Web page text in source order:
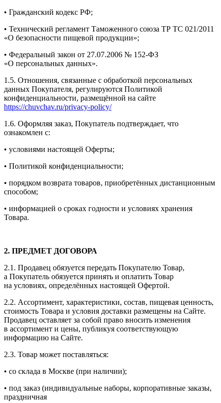
• Гражданский кодекс РФ;
• Технический регламент Таможенного союза ТР ТС 021/2011
«О безопасности пищевой продукции»;
• Федеральный закон от 27.07.2006 № 152-ФЗ
«О персональных данных».
1.5. Отношения, связанные с обработкой персональных
данных Покупателя, регулируются Политикой
конфиденциальности, размещённой на сайте
https://chuvchav.ru/privacy-policy/
1.6. Оформляя заказ, Покупатель подтверждает, что
ознакомлен с:
• условиями настоящей Оферты;
• Политикой конфиденциальности;
• порядком возврата товаров, приобретённых дистанционным
способом;
• информацией о сроках годности и условиях хранения
Товара.
2. ПРЕДМЕТ ДОГОВОРА
2.1. Продавец обязуется передать Покупателю Товар,
а Покупатель обязуется принять и оплатить Товар
на условиях, определённых настоящей Офертой.
2.2. Ассортимент, характеристики, состав, пищевая ценность,
стоимость Товара и условия доставки размещены на Сайте.
Продавец оставляет за собой право вносить изменения
в ассортимент и цены, публикуя соответствующую
информацию на Сайте.
2.3. Товар может поставляться:
• со склада в Москве (при наличии);
• под заказ (индивидуальные наборы, корпоративные заказы,
праздничная